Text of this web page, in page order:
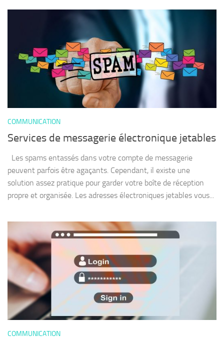
COMMUNICATION
Services de messagerie électronique jetables
Les spams entassés dans votre compte de messagerie
peuvent parfois être agaçants. Cependant, il existe une
solution assez pratique pour garder votre boîte de réception
propre et organisée. Les adresses électroniques jetables vous...
COMMUNICATION